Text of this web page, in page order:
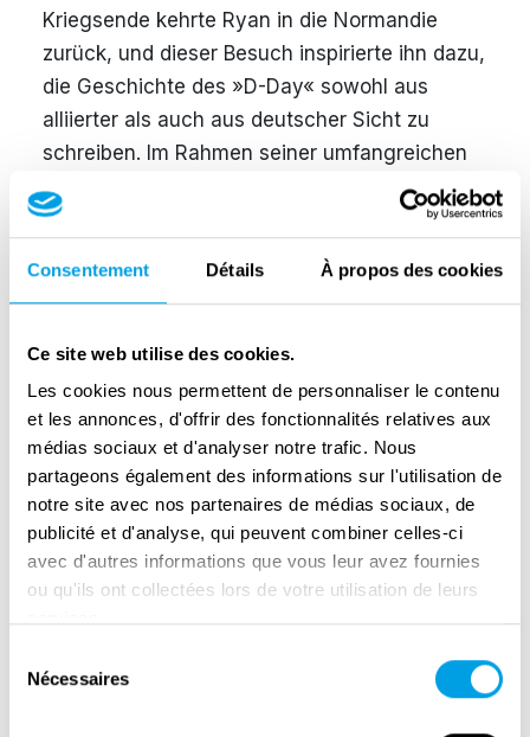
Consentement Détails À propos des cookies
Ce site web utilise des cookies.
Les cookies nous permettent de personnaliser le contenu
et les annonces, d'offrir des fonctionnalités relatives aux
médias sociaux et d'analyser notre trafic. Nous
partageons également des informations sur l'utilisation de
notre site avec nos partenaires de médias sociaux, de
publicité et d'analyse, qui peuvent combiner celles-ci
avec d'autres informations que vous leur avez fournies
ou qu'ils ont collectées lors de votre utilisation de leurs
Nécessaires
Kriegsende kehrte Ryan in die Normandie
zurück, und dieser Besuch inspirierte ihn dazu,
die Geschichte des »D-Day« sowohl aus
alliierter als auch aus deutscher Sicht zu
schreiben. Im Rahmen seiner umfangreichen
Recherchen führte Ryan mehr als 1.000
Interviews mit alliierten und deutschen
Soldaten, Seeleuten und Piloten, viele von
ihnen in höheren Diensträngen. Der längste
anhaltende weltweite Interesse an der
Operation Overlord machte das Buch so
erfolgreich, dass es schließlich als Vorlage für
einen gleichnamigen Hollywoodfilm und
Kassenschlager diente, der 1962 in die Kinos
kam. Ryan wirkte an am Drehbuch mit, und
der Film, in dem große Stars wie John Wayne
und Richard Burton mitspielten, wurde von
Kritikern und Publikum hoch gelobt und 1963
Archive« ist im Besitz von 36 Interviews, die